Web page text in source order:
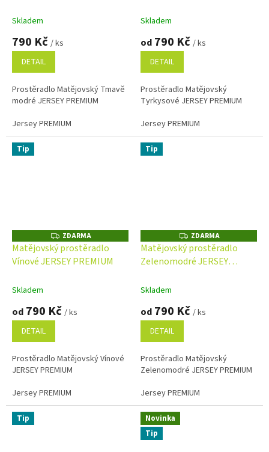
Skladem
790 Kč / ks
DETAIL
Prostěradlo Matějovský Tmavě
modré JERSEY PREMIUM
Jersey PREMIUM
Skladem
od 790 Kč / ks
DETAIL
Prostěradlo Matějovský
Tyrkysové JERSEY PREMIUM
Jersey PREMIUM
Tip
Z
D
A
R
ZDARMA
Matějovský prostěradlo
Vínové JERSEY PREMIUM
Skladem
od 790 Kč / ks
DETAIL
Prostěradlo Matějovský Vínové
JERSEY PREMIUM
Jersey PREMIUM
Tip
Z
D
A
R
ZDARMA
Matějovský prostěradlo
Zelenomodré JERSEY
Skladem
od 790 Kč / ks
DETAIL
Prostěradlo Matějovský
Zelenomodré JERSEY PREMIUM
Jersey PREMIUM
Tip
Novinka
Tip